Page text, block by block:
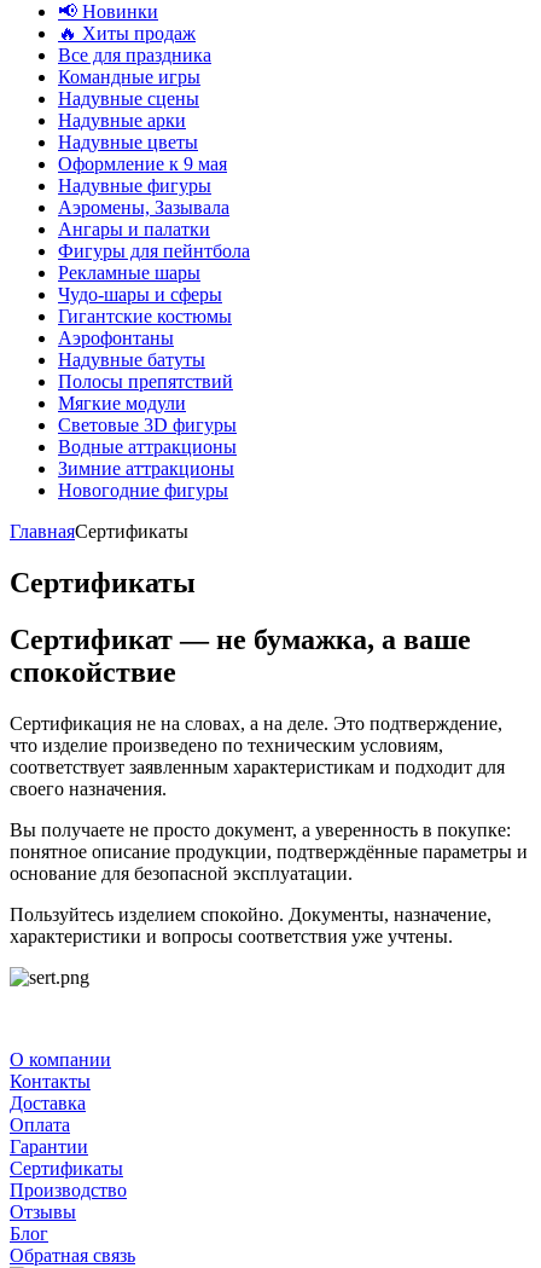
📢 Новинки
🔥 Хиты продаж
Все для праздника
Командные игры
Надувные сцены
Надувные арки
Надувные цветы
Оформление к 9 мая
Надувные фигуры
Аэромены, Зазывала
Ангары и палатки
Фигуры для пейнтбола
Рекламные шары
Чудо-шары и сферы
Гигантские костюмы
Аэрофонтаны
Надувные батуты
Полосы препятствий
Мягкие модули
Световые 3D фигуры
Водные аттракционы
Зимние аттракционы
Новогодние фигуры
ГлавнаяСертификаты
Сертификаты
Сертификат — не бумажка, а ваше
спокойствие
Сертификация не на словах, а на деле. Это подтверждение,
что изделие произведено по техническим условиям,
соответствует заявленным характеристикам и подходит для
своего назначения.
Вы получаете не просто документ, а уверенность в покупке:
понятное описание продукции, подтверждённые параметры и
основание для безопасной эксплуатации.
Пользуйтесь изделием спокойно. Документы, назначение,
характеристики и вопросы соответствия уже учтены.
О компании
Контакты
Доставка
Оплата
Гарантии
Сертификаты
Производство
Отзывы
Блог
Обратная связь